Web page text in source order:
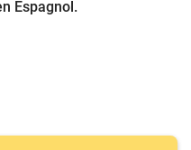
Espagnol.